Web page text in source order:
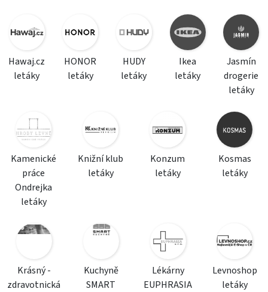
Hawaj.cz
letáky
HONOR
letáky
HUDY
letáky
Ikea
letáky
Jasmín
drogerie
letáky
Kamenické
práce
Ondrejka
letáky
Knižní klub
letáky
Konzum
letáky
Kosmas
letáky
Krásný -
zdravotnická
Kuchyně
SMART
Lékárny
EUPHRASIA
Levnoshop
letáky